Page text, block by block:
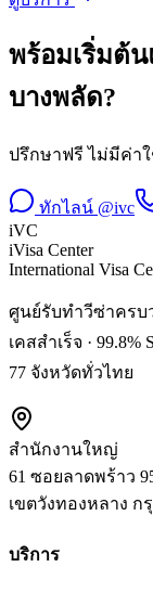
พร้อมเริ่มต้น
บางพลัด?
ปรึกษาฟรี ไม่มีค่า
ทักไลน์ @ivc
iVC
iVisa Center
International Visa
ศูนย์รับทำวีซ่าครบ
เคสสำเร็จ · 99.8%
77 จังหวัดทั่วไทย
สำนักงานใหญ่
61 ซอยลาดพร้าว
เขตวังทองหลาง ก
บริการ